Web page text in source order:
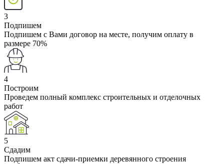
3
Подпишем
Подпишем с Вами договор на месте, получим оплату в
размере 70%
4
Построим
Проведем полный комплекс строительных и отделочных
работ
5
Сдадим
Подпишем акт сдачи-приемки деревянного строения